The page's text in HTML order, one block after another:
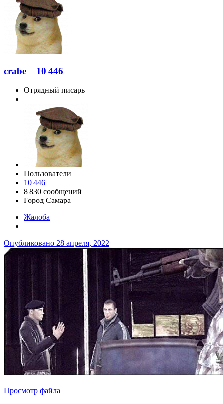
crabe 10 446
Отрядный писарь
Пользователи
10 446
8 830 сообщений
Город Самара
Жалоба
Опубликовано 28 апреля, 2022
Просмотр файла